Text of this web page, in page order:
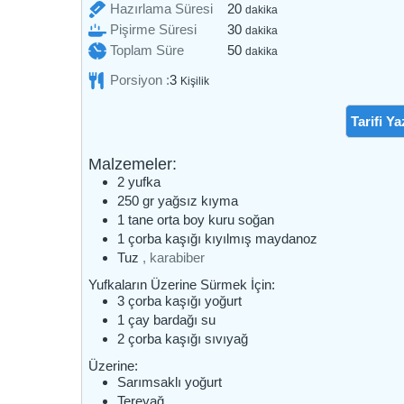
Hazırlama Süresi 20dakika
dakika
Pişirme Süresi 30dakika
dakika
Toplam Süre 50dakika
dakika
Porsiyon :3 Kişilik
Tarifi
Malzemeler:
2 yufka
250 gr yağsız kıyma
1 tane orta boy kuru soğan
1 çorba kaşığı kıyılmış maydanoz
Tuz , karabiber
Yufkaların Üzerine Sürmek İçin:
3 çorba kaşığı yoğurt
1 çay bardağı su
2 çorba kaşığı sıvıyağ
Üzerine:
Sarımsaklı yoğurt